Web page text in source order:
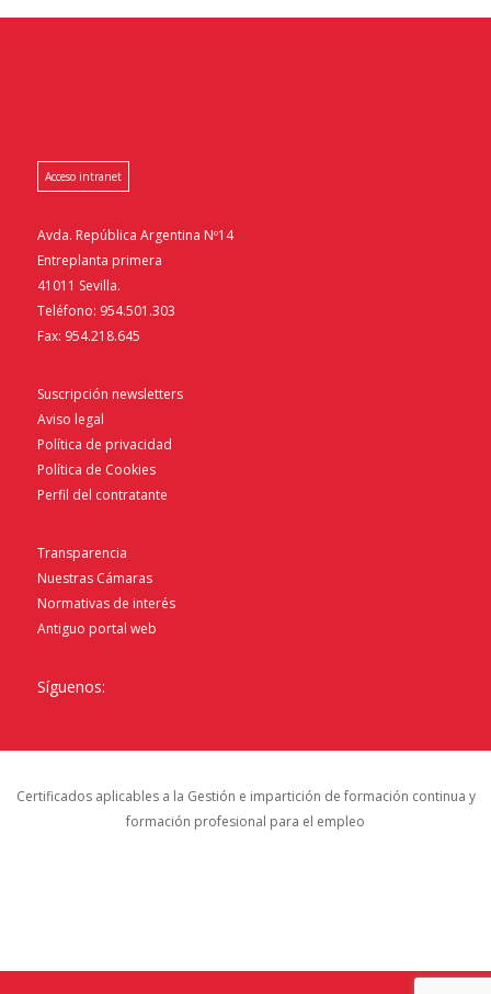
Acceso intranet
Avda. República Argentina Nº14
Entreplanta primera
41011 Sevilla.
Teléfono: 954.501.303
Fax: 954.218.645
Suscripción newsletters
Aviso legal
Política de privacidad
Política de Cookies
Perfil del contratante
Transparencia
Nuestras Cámaras
Normativas de interés
Antiguo portal web
Síguenos:
Certificados aplicables a la Gestión e impartición de formación continua y
formación profesional para el empleo